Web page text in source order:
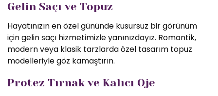
Gelin Saçı ve Topuz
Hayatınızın en özel gününde kusursuz bir görünüm
için gelin saçı hizmetimizle yanınızdayız. Romantik,
modern veya klasik tarzlarda özel tasarım topuz
modelleriyle göz kamaştırın.
Protez Tırnak ve Kalıcı Oje